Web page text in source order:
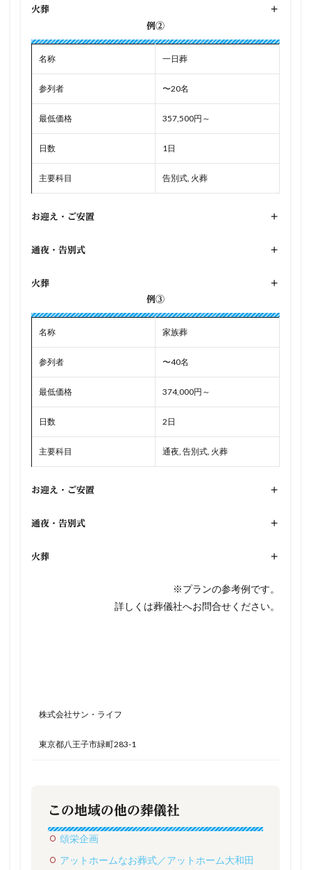
火葬
+
例②
名称 一日葬
参列者 〜20名
最低価格 357,500円～
日数 1日
主要科目 告別式, 火葬
お迎え・ご安置 +
通夜・告別式 +
火葬
+
例③
名称 家族葬
参列者 〜40名
最低価格 374,000円～
日数 2日
主要科目 通夜, 告別式, 火葬
お迎え・ご安置 +
通夜・告別式 +
火葬 +
※プランの参考例です。
詳しくは葬儀社へお問合せください。
株式会社サン・ライフ
東京都八王子市緑町283-1
この地域の他の葬儀社
頌栄企画
アットホームなお葬式／アットホーム大和田